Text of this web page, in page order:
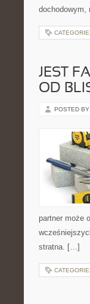
JEST
OD
POSTED BY
partner może
stratna. […]